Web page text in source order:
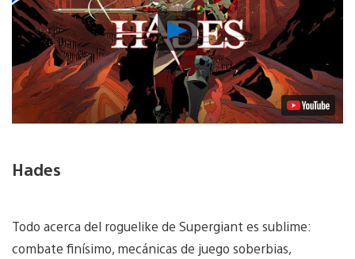
Reproducir
Video
Hades
Todo acerca del roguelike de Supergiant es sublime:
combate finísimo, mecánicas de juego soberbias,